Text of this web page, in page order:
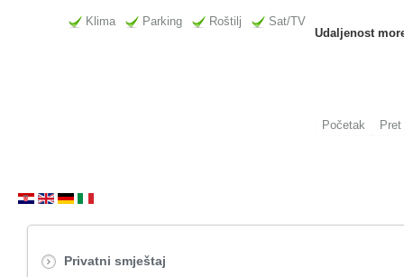
Klima Parking Roštilj
Sat/TV
Udaljenost
Početak Pret
Privatni smještaj